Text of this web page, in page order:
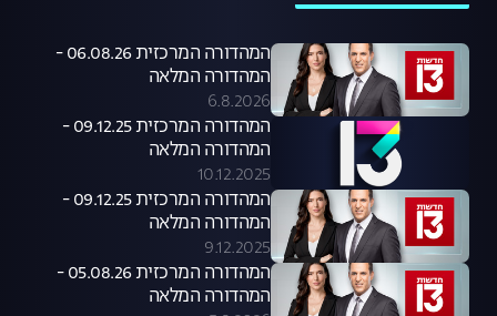
המהדורה המרכזית 06.08.26 -
המהדורה המלאה
6.8.2026
המהדורה המרכזית 09.12.25 -
המהדורה המלאה
10.12.2025
המהדורה המרכזית 09.12.25 -
המהדורה המלאה
9.12.2025
המהדורה המרכזית 05.08.26 -
המהדורה המלאה